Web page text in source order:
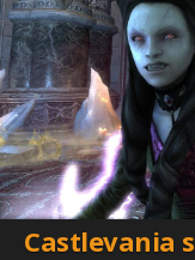
Castlevania